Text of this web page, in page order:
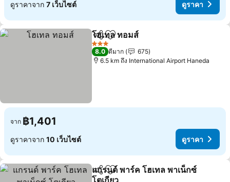
ดูราคาจาก 7 เว็บไซต์ ดูราคา
แชร์ เพิ่มในรายการโปรด
โฮเทล ทอมส์
3 ดาว
8.0 ดีมาก
675
6.5 km ถึง International Airport Haneda
จาก ฿1,401
ดูราคาจาก 10 เว็บไซต์ ดูราคา
แชร์ เพิ่มในรายการโปรด
แกรนด์ พาร์ค โฮเทล พาเน็กซ์
โตเกียว